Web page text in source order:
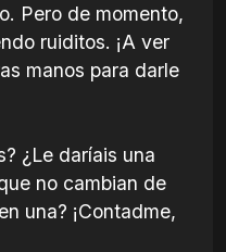
Pero de momento,
ruiditos. ¡A ver
manos para darle
¿Le daríais una
no cambian de
una? ¡Contadme,